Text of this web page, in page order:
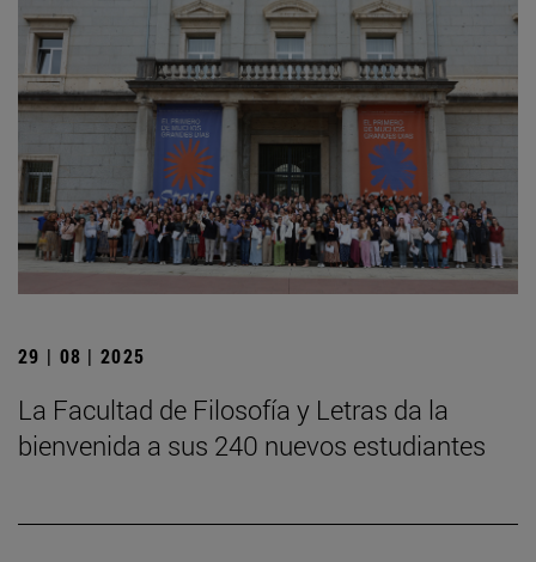
29 | 08 | 2025
La Facultad de Filosofía y Letras da la
bienvenida a sus 240 nuevos estudiantes